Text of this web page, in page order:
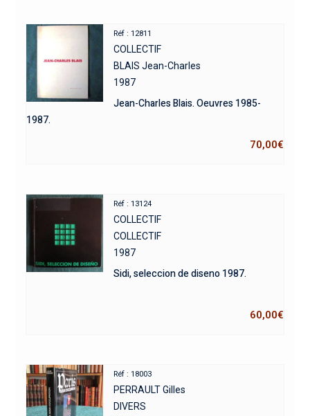
Réf : 12811
COLLECTIF
BLAIS Jean-Charles
1987
Jean-Charles Blais. Oeuvres 1985-
1987.
70,00€
Réf : 13124
COLLECTIF
COLLECTIF
1987
Sidi, seleccion de diseno 1987.
60,00€
Réf : 18003
PERRAULT Gilles
DIVERS